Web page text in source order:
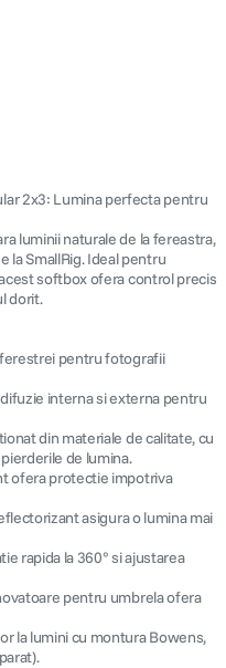
2x3: Lumina perfecta pentru
luminii naturale de la fereastra,
la SmallRig. Ideal pentru
softbox ofera control precis
dorit.
pentru fotografii
interna si externa pentru
din materiale de calitate, cu
de lumina.
ofera protectie impotriva
asigura o lumina mai
rapida la 360° si ajustarea
pentru umbrela ofera
la lumini cu montura Bowens,